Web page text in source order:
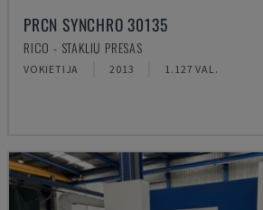
PRCN SYNCHRO 30135
RICO - STAKLIŲ PRESAS
VOKIETIJA 2013 1.127 VAL.